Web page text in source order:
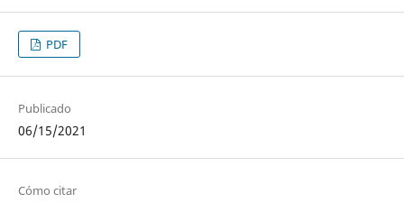
PDF
Publicado
06/15/2021
Cómo citar